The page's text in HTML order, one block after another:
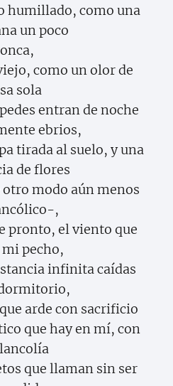
humillado, como una
un poco
como un olor de
sola
entran de noche
ebrios,
tirada al suelo, y una
de flores
modo aún menos
,
pronto, el viento que
pecho,
infinita caídas
arde con sacrificio
que hay en mí, con
que llaman sin ser